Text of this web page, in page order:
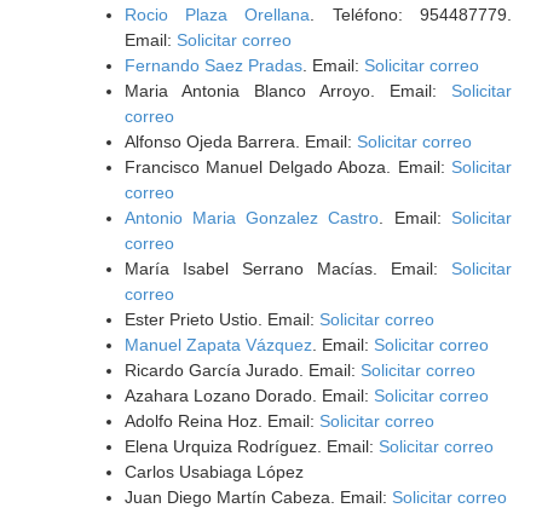
Rocio Plaza Orellana . Teléfono: 954487779.
Email: Solicitar correo
Fernando Saez Pradas. Email: Solicitar correo
Maria Antonia Blanco Arroyo. Email: Solicitar
correo
Alfonso Ojeda Barrera. Email: Solicitar correo
Francisco Manuel Delgado Aboza. Email: Solicitar
correo
Antonio Maria Gonzalez Castro . Email: Solicitar
correo
María Isabel Serrano Macías. Email: Solicitar
correo
Ester Prieto Ustio. Email: Solicitar correo
Manuel Zapata Vázquez. Email: Solicitar correo
Ricardo García Jurado. Email: Solicitar correo
Azahara Lozano Dorado. Email: Solicitar correo
Adolfo Reina Hoz. Email: Solicitar correo
Elena Urquiza Rodríguez. Email: Solicitar correo
Carlos Usabiaga López
Juan Diego Martín Cabeza. Email: Solicitar correo